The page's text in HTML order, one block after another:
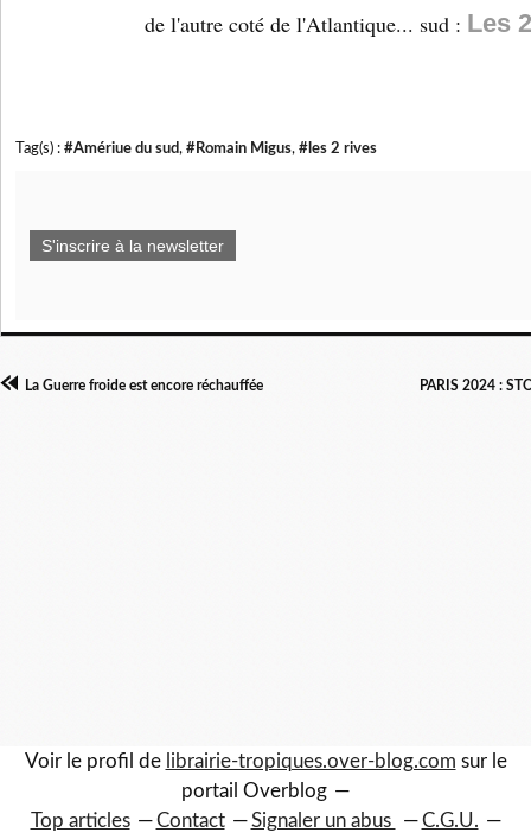
de l'autre coté de l'Atlantique... sud : Les
Tag(s) : #Amériue du sud, #Romain Migus, #les 2 rives
S'inscrire à la newsletter
La Guerre froide est encore réchauffée PARIS 2024 :
Voir le profil de librairie-tropiques.over-blog.com sur le
portail Overblog
Top articles
Contact Signaler un abus
C.G.U.